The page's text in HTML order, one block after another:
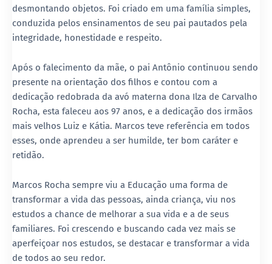
desmontando objetos. Foi criado em uma família simples,
conduzida pelos ensinamentos de seu pai pautados pela
integridade, honestidade e respeito.
Após o falecimento da mãe, o pai Antônio continuou sendo
presente na orientação dos filhos e contou com a
dedicação redobrada da avó materna dona Ilza de Carvalho
Rocha, esta faleceu aos 97 anos, e a dedicação dos irmãos
mais velhos Luiz e Kátia. Marcos teve referência em todos
esses, onde aprendeu a ser humilde, ter bom caráter e
retidão.
Marcos Rocha sempre viu a Educação uma forma de
transformar a vida das pessoas, ainda criança, viu nos
estudos a chance de melhorar a sua vida e a de seus
familiares. Foi crescendo e buscando cada vez mais se
aperfeiçoar nos estudos, se destacar e transformar a vida
de todos ao seu redor.